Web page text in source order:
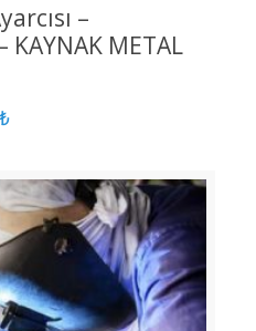
–
KAYNAK METAL
₺